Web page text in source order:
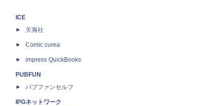
ICE
天海社
Comic curea
impress QuickBooks
PUBFUN
パブファンセルフ
IPGネットワーク